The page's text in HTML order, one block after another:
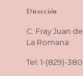
Dirección
C. Fray Juan
La Romana
Tel: 1-(829)-